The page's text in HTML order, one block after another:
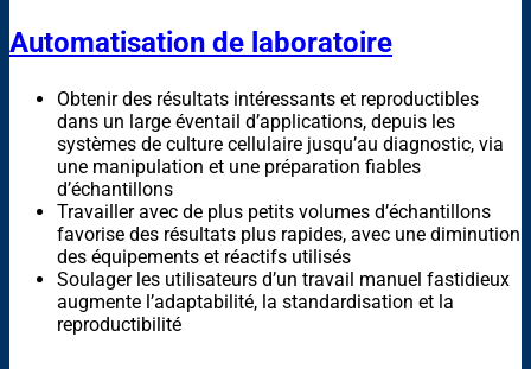
Automatisation de laboratoire
Obtenir des résultats intéressants et reproductibles
dans un large éventail d’applications, depuis les
systèmes de culture cellulaire jusqu’au diagnostic, via
une manipulation et une préparation fiables
d’échantillons
Travailler avec de plus petits volumes d’échantillons
favorise des résultats plus rapides, avec une diminution
des équipements et réactifs utilisés
Soulager les utilisateurs d’un travail manuel fastidieux
augmente l’adaptabilité, la standardisation et la
reproductibilité